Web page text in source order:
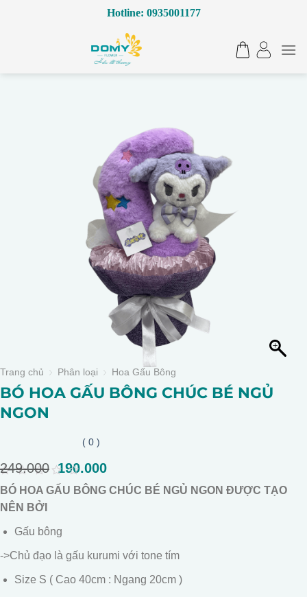
Hotline: 0935001177
Trang chủ Phân loại Hoa Gấu Bông
BÓ HOA GẤU BÔNG CHÚC BÉ NGỦ
NGON
0
out
of
( 0 )
249.000 Giá
gốc
là:
190.000
hiện
tại
BÓ HOA GẤU BÔNG CHÚC BÉ NGỦ NGON ĐƯỢC TẠO
NÊN BỞI
Gấu bông
->Chủ đạo là gấu kurumi với tone tím
Size S ( Cao 40cm : Ngang 20cm )